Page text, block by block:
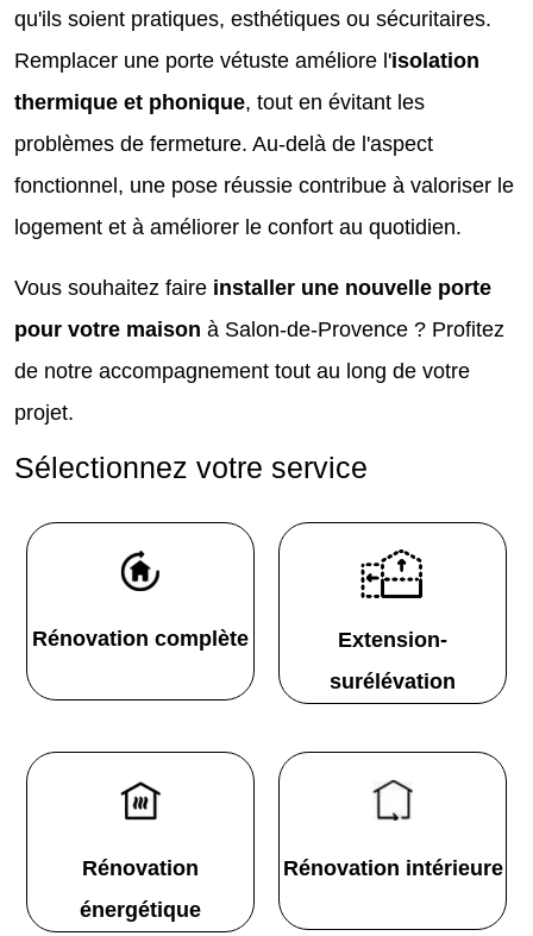
qu'ils soient pratiques, esthétiques ou sécuritaires.
Remplacer une porte vétuste améliore l'isolation
thermique et phonique, tout en évitant les
problèmes de fermeture. Au-delà de l'aspect
fonctionnel, une pose réussie contribue à valoriser le
logement et à améliorer le confort au quotidien.
Vous souhaitez faire installer une nouvelle porte
pour votre maison à Salon-de-Provence ? Profitez
de notre accompagnement tout au long de votre
projet.
Sélectionnez votre service
Rénovation complète
Extension-
surélévation
Rénovation
énergétique
Rénovation intérieure